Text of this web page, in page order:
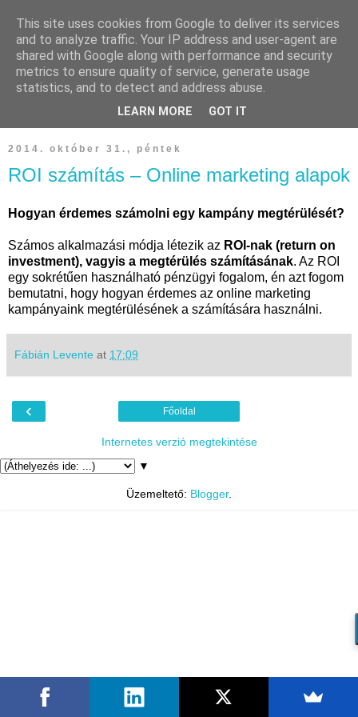
Fábián Levente
Gondolatok az online marketingről, különösen az email és
affiliate marketingről.
2014. október 31., péntek
ROI számítás – Online marketing alapok
Hogyan érdemes számolni egy kampány megtérülését?
Számos alkalmazási módja létezik az ROI-nak (return on
investment), vagyis a megtérülés számításának. Az ROI
egy sokrétűen használható pénzügyi fogalom, én azt fogom
bemutatni, hogy hogyan érdemes az online marketing
kampányaink megtérülésének a számítására használni.
Fábián Levente at 17:09
‹ Főoldal
Internetes verzió megtekintése
▼
Üzemeltető: Blogger.
This site uses cookies from Google to deliver its services
and to analyze traffic. Your IP address and user-agent are
shared with Google along with performance and security
metrics to ensure quality of service, generate usage
statistics, and to detect and address abuse.
LEARN MORE GOT IT